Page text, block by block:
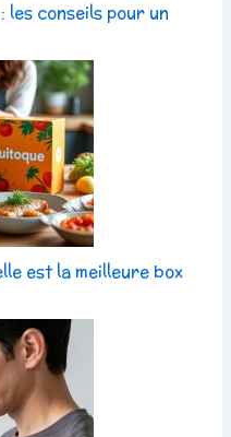
les conseils pour un
est la meilleure box